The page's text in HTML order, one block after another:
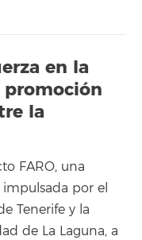
en la
promoción
la
FARO, una
por el
Tenerife y la
de La Laguna, a